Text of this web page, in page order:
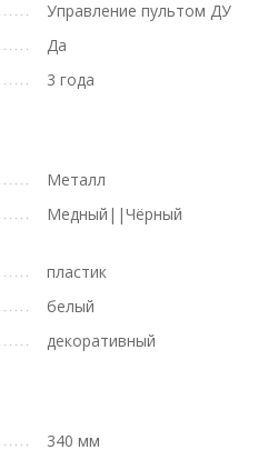
Управление пультом ДУ
Да
3 года
Металл
Медный||Чёрный
пластик
белый
декоративный
340 мм